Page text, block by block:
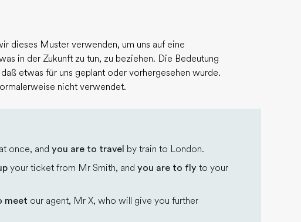
dieses Muster verwenden, um uns auf eine
in der Zukunft zu tun, zu beziehen. Die Bedeutung
etwas für uns geplant oder vorhergesehen wurde.
nicht verwendet.
once, and you are to travel by train to London.
your ticket from Mr Smith, and you are to fly to your
meet our agent, Mr X, who will give you further